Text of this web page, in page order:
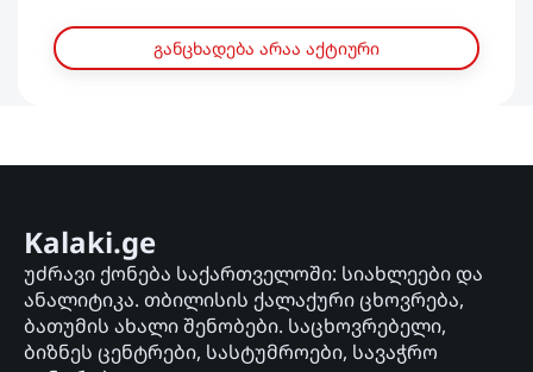
განცხადება არაა აქტიური
Kalaki.ge
უძრავი ქონება საქართველოში: სიახლეები და
ანალიტიკა. თბილისის ქალაქური ცხოვრება,
ბათუმის ახალი შენობები. საცხოვრებელი,
ბიზნეს ცენტრები, სასტუმროები, სავაჭრო